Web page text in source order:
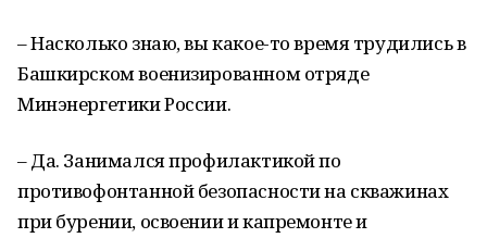
– Насколько знаю, вы какое-то время трудились в
Башкирском военизированном отряде
Минэнергетики России.
– Да. Занимался профилактикой по
противофонтанной безопасности на скважинах
при бурении, освоении и капремонте и